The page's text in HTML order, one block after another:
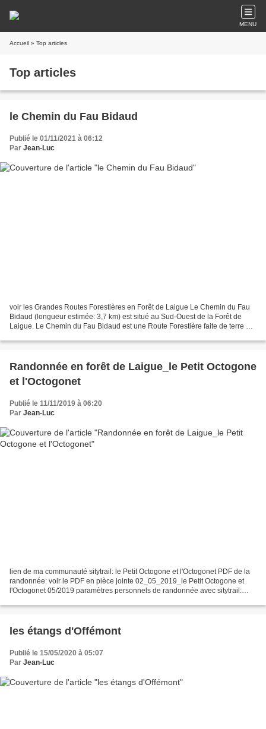
MENU
Accueil » Top articles
Top articles
le Chemin du Fau Bidaud
Publié le 01/11/2021 à 06:12
Par Jean-Luc
voir les Grandes Routes Forestières en Forêt de Laigue Le Chemin du Fau
Bidaud (longueur estimée: 3,7 km) est situé au Sud-Ouest de la Forêt de
Laigue. Le Chemin du Fau Bidaud est une Route Forestière faite de terre et
Randonnée en forêt de Laigue_le Petit Octogone
et l'Octogonet
Publié le 11/11/2019 à 06:20
Par Jean-Luc
lien de ma communauté sitytrail: le Petit Octogone et l'Octogonet PDF de la
randonnée: voir le PDF en pièce jointe 02_05_2019_le Petit Octogone et
l'Octogonet 05/2019 paramètres personnels de randonnée avec sitytrail:
les étangs d'Offémont
Publié le 15/05/2020 à 05:07
Par Jean-Luc